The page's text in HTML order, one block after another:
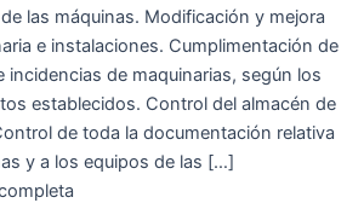
las máquinas. Modificación y mejora
e instalaciones. Cumplimentación de
incidencias de maquinarias, según los
establecidos. Control del almacén de
de toda la documentación relativa
y a los equipos de las […]